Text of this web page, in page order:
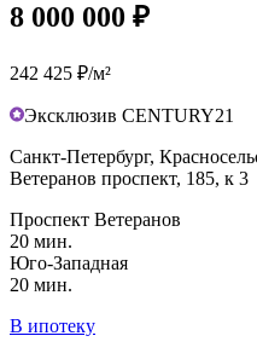
8 000 000 ₽
242 425 ₽/м²
Эксклюзив CENTURY21
Санкт-Петербург,
Ветеранов проспект, 185, к 3
Проспект Ветеранов
20 мин.
Юго-Западная
20 мин.
В ипотеку